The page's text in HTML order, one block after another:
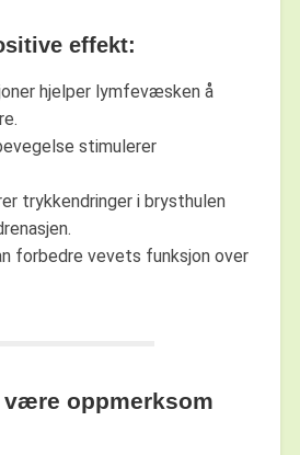
effekt:
hjelper lymfevæsken å
stimulerer
trykkendringer i brysthulen
forbedre vevets funksjon over
være oppmerksom